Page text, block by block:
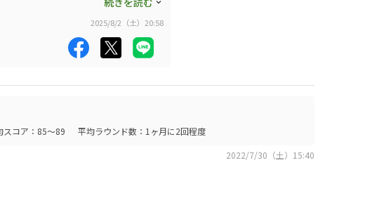
うな感じです。球筋もストレート
若干不向きかもしれないですネ。
2025/8/2（土）20:58
スコア：85～89
平均ラウンド数：1ヶ月に2回程度
2022/7/30（土）15:40